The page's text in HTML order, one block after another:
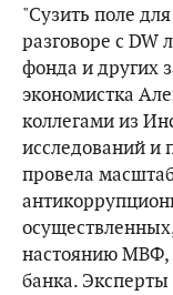
"Сузить поле
разговоре с DW
фонда и других
экономистка
коллегами из
исследований и
провела
настоянию МВФ,
банка. Эксперты